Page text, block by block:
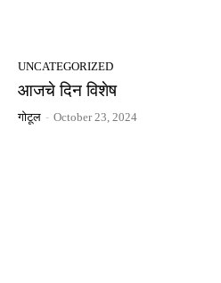
UNCATEGORIZED
आजचे दिन विशेष
गोटूल - October 23, 2024